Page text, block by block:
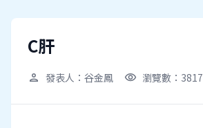
C肝
person 發表人：谷金鳳 visibility 瀏覽數：3817